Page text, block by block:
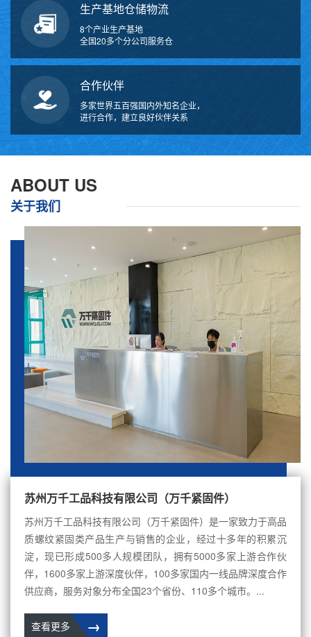
生产基地仓储物流
8个产业生产基地
全国20多个分公司服务仓
合作伙伴
多家世界五百强国内外知名企业，
进行合作，建立良好伙伴关系
ABOUT US
关于我们
苏州万千工品科技有限公司（万千紧固件）
苏州万千工品科技有限公司（万千紧固件）是一家致力于高品
质螺纹紧固类产品生产与销售的企业，经过十多年的积累沉
淀，现已形成500多人规模团队，拥有5000多家上游合作伙
伴，1600多家上游深度伙伴，100多家国内一线品牌深度合作
供应商，服务对象分布全国23个省份、110多个城市。...
→
查看更多
品